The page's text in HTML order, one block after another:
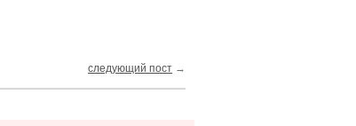
следующий пост →